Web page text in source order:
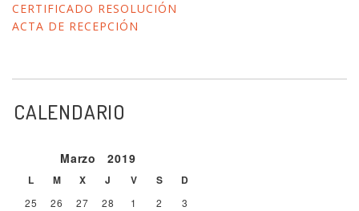
CERTIFICADO RESOLUCIÓN
ACTA DE RECEPCIÓN
CALENDARIO
Marzo 2019
L M X J V S D
25 26 27 28 1 2
3